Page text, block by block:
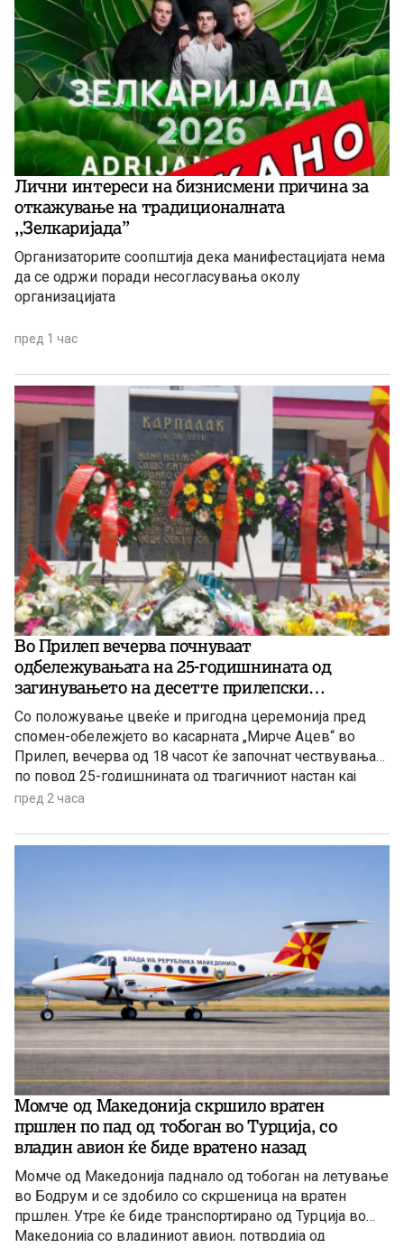
Лични интереси на бизнисмени причина за
откажување на традиционалната
,,Зелкаријада”
Организаторите соопштија дека манифестацијата нема
да се одржи поради несогласувања околу
организацијата
пред 1 час
Во Прилеп вечерва почнуваат
одбележувањата на 25-годишнината од
загинувањето на десетте прилепски
резервисти на АРМ кај Карпалак
Со положување цвеќе и пригодна церемонија пред
спомен-обележјето во касарната „Мирче Ацев“ во
Прилеп, вечерва од 18 часот ќе започнат чествувањата
по повод 25-годишнината од трагичниот настан кај
Карпалак, во кој на 8 август 2001 година загинаа десет
пред 2 часа
Момче од Македонија скршило вратен
пршлен по пад од тобоган во Турција, со
владин авион ќе биде вратенo назад
Момче од Македонија паднало од тобоган на летување
во Бодрум и се здобило со скршеница на вратен
пршлен. Утре ќе биде транспортирано од Турција во
Македонија со владиниот авион, потврдија од